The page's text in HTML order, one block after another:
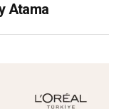
Atama